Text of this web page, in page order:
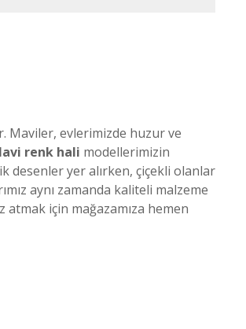
Maviler, evlerimizde huzur ve
renk hali modellerimizin
desenler yer alırken, çiçekli olanlar
aynı zamanda kaliteli malzeme
atmak için mağazamıza hemen